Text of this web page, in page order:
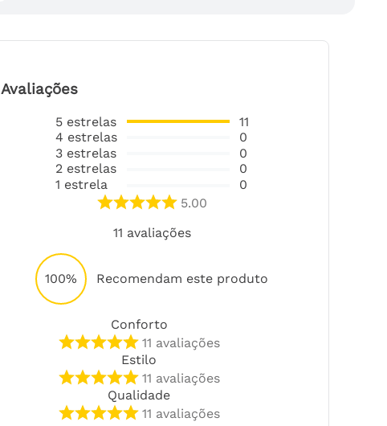
Avaliações
5 estrelas
4 estrelas
3 estrelas
2 estrelas
1 estrela
11
0
0
0
0
5.00
11 avaliações
100% Recomendam este produto
Conforto
11 avaliações
Estilo
11 avaliações
Qualidade
11 avaliações